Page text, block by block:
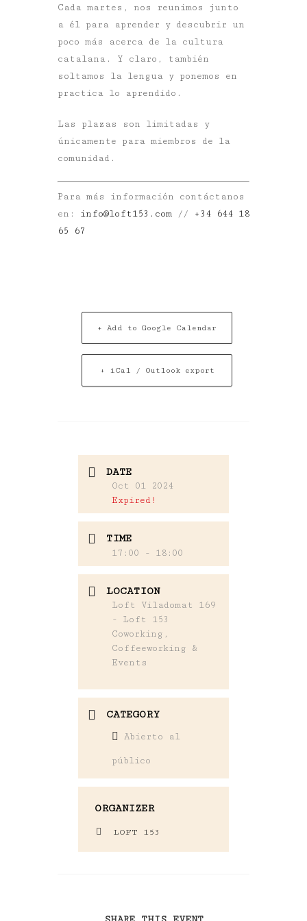
Cada martes, nos reunimos junto
a él para aprender y descubrir un
poco más acerca de la cultura
catalana. Y claro, también
soltamos la lengua y ponemos en
practica lo aprendido.
Las plazas son limitadas y
únicamente para miembros de la
comunidad.
Para más información contáctanos
en: info@loft153.com // +34 644 18
65 67
+ Add to Google Calendar
+ iCal / Outlook export
DATE
Oct 01 2024
Expired!
TIME
17:00 - 18:00
LOCATION
Loft Viladomat 169
- Loft 153
Coworking,
Coffeeworking &
Events
CATEGORY
Abierto al
público
ORGANIZER
LOFT 153